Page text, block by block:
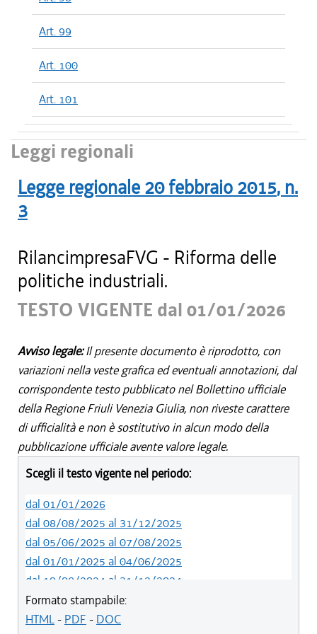
Art. 99
Art. 100
Art. 101
Leggi regionali
Legge regionale 20 febbraio 2015, n.
3
RilancimpresaFVG - Riforma delle
politiche industriali.
TESTO VIGENTE dal 01/01/2026
Avviso legale:Il presente documento è riprodotto, con
variazioni nella veste grafica ed eventuali annotazioni, dal
corrispondente testo pubblicato nel Bollettino ufficiale
della Regione Friuli Venezia Giulia, non riveste carattere
di ufficialità e non è sostitutivo in alcun modo della
pubblicazione ufficiale avente valore legale.
Scegli il testo vigente nel periodo:
dal 01/01/2026
dal 08/08/2025 al 31/12/2025
dal 05/06/2025 al 07/08/2025
dal 01/01/2025 al 04/06/2025
dal 10/08/2024 al 31/12/2024
dal 14/05/2024 al 09/08/2024
dal 11/08/2022 al 13/05/2024
Formato stampabile:
HTML- PDF - DOC